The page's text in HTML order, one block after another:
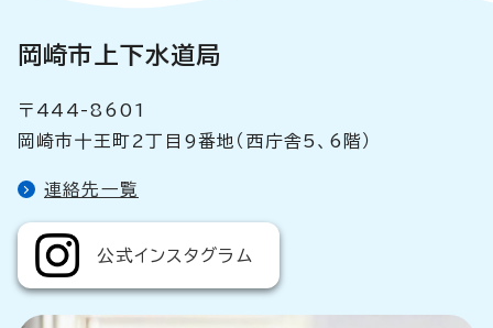
岡崎市上下水道局
〒444-8601
岡崎市十王町2丁目9番地（西庁舎5、6階）
連絡先一覧
公式インスタグラム